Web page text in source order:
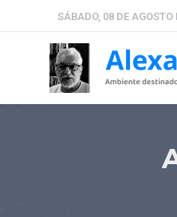
SÁBADO, 08 DE AGOSTO